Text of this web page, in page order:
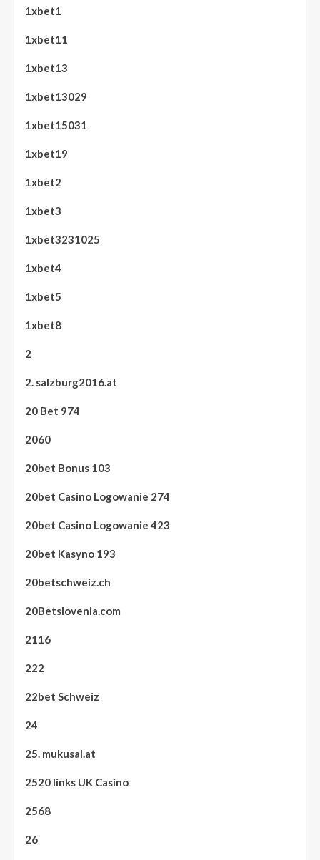
1xbet1
1xbet11
1xbet13
1xbet13029
1xbet15031
1xbet19
1xbet2
1xbet3
1xbet3231025
1xbet4
1xbet5
1xbet8
2
2. salzburg2016.at
20 Bet 974
2060
20bet Bonus 103
20bet Casino Logowanie 274
20bet Casino Logowanie 423
20bet Kasyno 193
20betschweiz.ch
20Betslovenia.com
2116
222
22bet Schweiz
24
25. mukusal.at
2520 links UK Casino
2568
26